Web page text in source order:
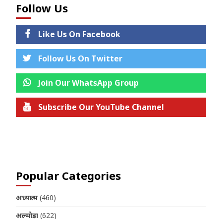
Follow Us
Like Us On Facebook
Follow Us On Twitter
Join Our WhatsApp Group
Subscribe Our YouTube Channel
Popular Categories
अध्यात्म (460)
अल्मोड़ा (622)